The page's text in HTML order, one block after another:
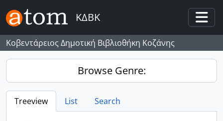
Skip to main content
ΚΔΒΚ
Κοβεντάρειος Δημοτική Βιβλιοθήκη Κοζάνης
Browse Genre:
Treeview List
Search